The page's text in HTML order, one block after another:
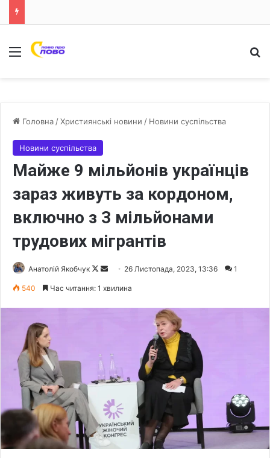
Меню
Головна /Християнські новини / Новини суспільства
Новини суспільства
Майже 9 мільйонів українців
зараз живуть за кордоном,
включно з 3 мільйонами
трудових мігрантів
Анатолій Якобчук
F
o
n
X
e
m
a
i
l
26 Листопада, 2023, 13:36 1
540 Час читання: 1 хвилина